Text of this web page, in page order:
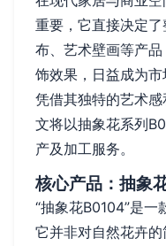
重要，它直接决定
布、艺术壁画等产
饰效果，日益成为
凭借其独特的艺术
文将以抽象花系列
产及加工服务。
核心产品：抽象
“抽象花B0104”是一
它并非对自然花卉